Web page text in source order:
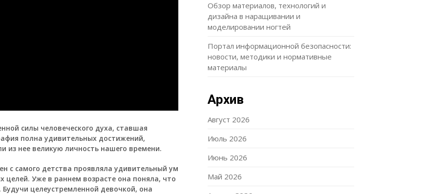
силы человеческого духа, ставшая
полна удивительных достижений,
из нее великую личность нашего времени.
с самого детства проявляла удивительный ум
Уже в раннем возрасте она поняла, что
Будучи целеустремленной девочкой, она
Обзор материалов, технологий и
дизайна в наращивании и
моделировании ногтей
Портал информационной безопасности:
новости, методики и нормативные
материалы
Архив
Август 2026
Июль 2026
Июнь 2026
Май 2026